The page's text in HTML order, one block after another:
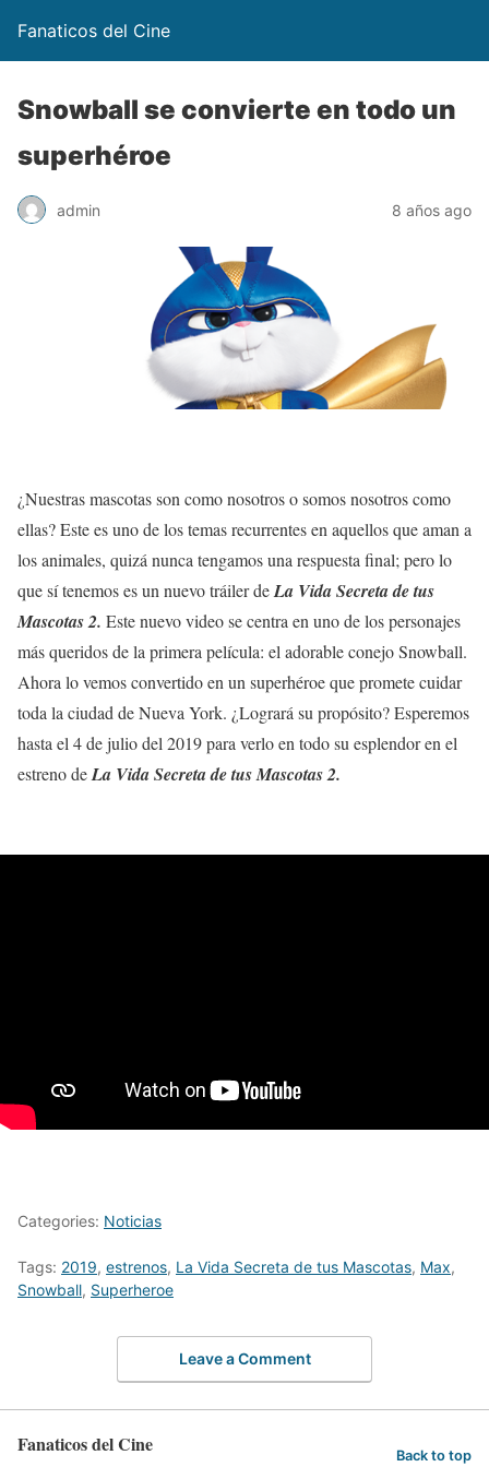
Fanaticos del Cine
Snowball se convierte en todo un
superhéroe
admin 8 años ago
¿Nuestras mascotas son como nosotros o somos nosotros como
ellas? Este es uno de los temas recurrentes en aquellos que aman a
los animales, quizá nunca tengamos una respuesta final; pero lo
que sí tenemos es un nuevo tráiler deLa Vida Secreta de tus
Mascotas 2. Este nuevo video se centra en uno de los personajes
más queridos de la primera película: el adorable conejo Snowball.
Ahora lo vemos convertido en un superhéroe que promete cuidar
toda la ciudad de Nueva York. ¿Logrará su propósito? Esperemos
hasta el 4 de julio del 2019 para verlo en todo su esplendor en el
estreno deLa Vida Secreta de tus Mascotas 2.
Categories: Noticias
Tags: 2019, estrenos, La Vida Secreta de tus Mascotas, Max,
Snowball, Superheroe
Leave a Comment
Fanaticos del Cine Back to top